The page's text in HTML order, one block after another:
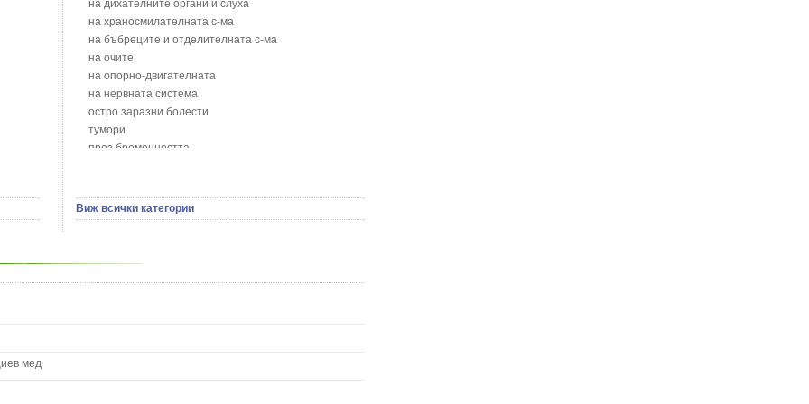
Блян
Бобови шушулки - Phaseolus Vulgaris L.
Божур - Paeonia Decora
Борови връхчета - Pinus sylvestris
Босилек - Ocimum Basillicum
Брей - Tamus Communis
Брош - Rubia tinctorum L.
Бръшлян - Hedera helix L.
Бял имел - Viscum album L.
Бял оман - Inula Helenium L.
Бяла върба - Salix Аlba
на дихателните органи и слуха
на храносмилателната с-ма
на бъбреците и отделителната с-ма
на очите
на опорно-двигателната
на нервната система
остро заразни болести
тумори
през бременността
сексуални проблеми
на половите органи
Виж всички категории
мед